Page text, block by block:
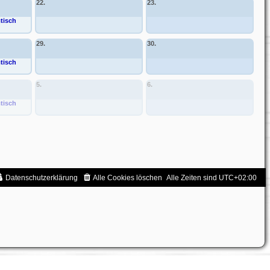
22. 23.
29. 30.
5. 6.
Alle Zeiten sind UTC+02:00
Alle Cookies löschen
Datenschutzerklärung